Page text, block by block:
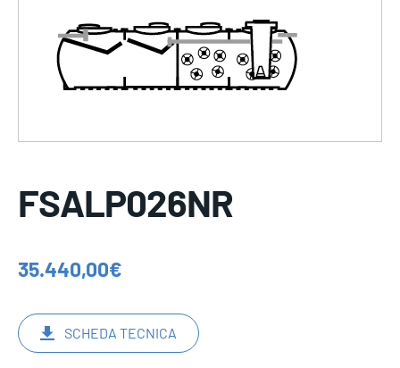
FSALP026NR
35.440,00€
SCHEDA TECNICA